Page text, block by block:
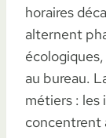
horaires
alternent
au bureau.
métiers : les
concentrent